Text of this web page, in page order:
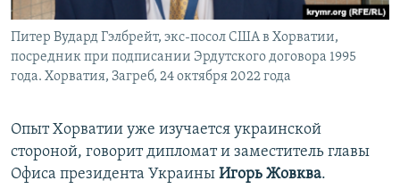
Питер Вудард Гэлбрейт, экс-посол США в Хорватии,
посредник при подписании Эрдутского договора 1995
года. Хорватия, Загреб, 24 октября 2022 года
Опыт Хорватии уже изучается украинской
стороной, говорит дипломат и заместитель главы
Офиса президента Украины Игорь Жовква.